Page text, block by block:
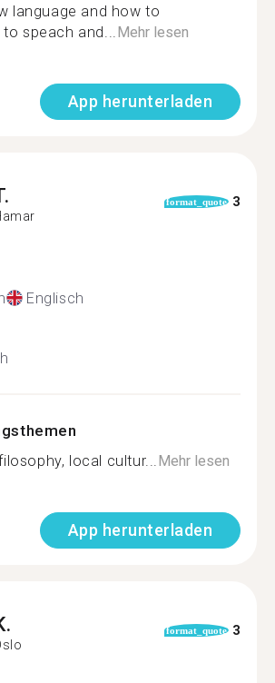
language and how to
speach and...Mehr lesen
App herunterladen
format_quote 3
Englisch
local cultur...Mehr lesen
App herunterladen
format_quote 3